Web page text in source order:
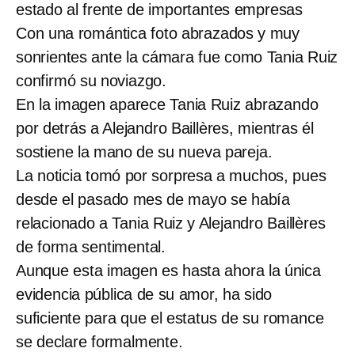
estado al frente de importantes empresas
Con una romántica foto abrazados y muy
sonrientes ante la cámara fue como Tania Ruiz
confirmó su noviazgo.
En la imagen aparece Tania Ruiz abrazando
por detrás a Alejandro Baillères, mientras él
sostiene la mano de su nueva pareja.
La noticia tomó por sorpresa a muchos, pues
desde el pasado mes de mayo se había
relacionado a Tania Ruiz y Alejandro Baillères
de forma sentimental.
Aunque esta imagen es hasta ahora la única
evidencia pública de su amor, ha sido
suficiente para que el estatus de su romance
se declare formalmente.